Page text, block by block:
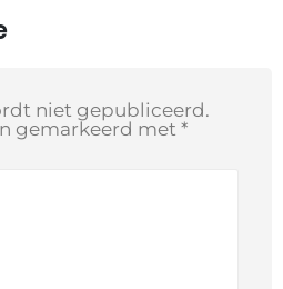
niet gepubliceerd.
gemarkeerd met *